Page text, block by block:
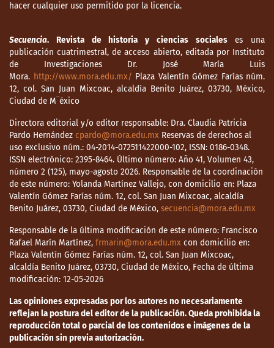
hacer cualquier uso permitido por la licencia.
Secuencia. Revista de historia y ciencias socialeses una
publicación cuatrimestral, de acceso abierto, editada por Instituto
de Investigaciones Dr. José María Luis
Mora. http://www.mora.edu.mx/ Plaza Valentín Gómez Farías núm.
12, col. San Juan Mixcoac, alcaldía Benito Juárez, 03730, México,
Ciudad de M¨éxico
Directora editorial y/o editor responsable: Dra. Claudia Patricia
Pardo Hernández cpardo@mora.edu.mx Reservas de derechos al
uso exclusivo núm.: 04-2014-072511422000-102, ISSN: 0186-0348.
ISSN electrónico: 2395-8464. Último número: Año 41, Volumen 43,
número 2 (125), mayo-agosto 2026. Responsable de la coordinación
de este número: Yolanda Martínez Vallejo, con domicilio en: Plaza
Valentín Gómez Farías núm. 12, col. San Juan Mixcoac, alcaldía
Benito Juárez, 03730, Ciudad de México, secuencia@mora.edu.mx
Responsable de la última modificación de este número: Francisco
Rafael Marín Martínez, frmarin@mora.edu.mx con domicilio en:
Plaza Valentín Gómez Farías núm. 12, col. San Juan Mixcoac,
alcaldía Benito Juárez, 03730, Ciudad de México, Fecha de última
modificación: 12-05-2026
Las opiniones expresadas por los autores no necesariamente
reflejan la postura del editor de la publicación. Queda prohibida la
reproducción total o parcial de los contenidos e imágenes de la
publicación sin previa autorización.